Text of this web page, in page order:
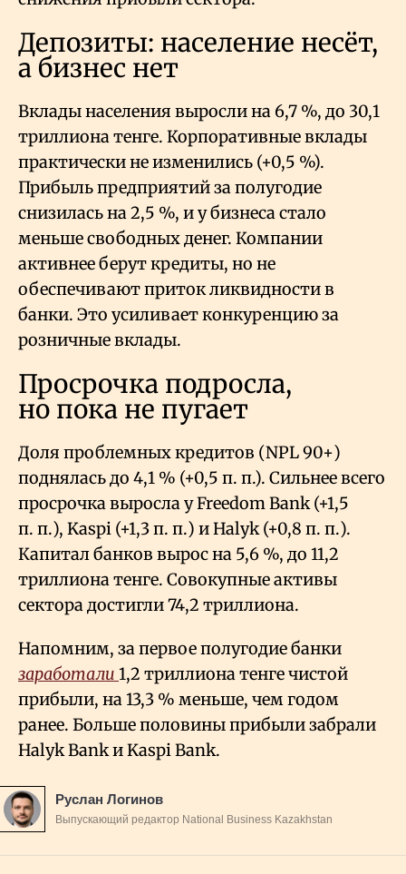
Депозиты: население несёт,
а бизнес нет
Вклады населения выросли на 6,7 %, до 30,1
триллиона тенге. Корпоративные вклады
практически не изменились (+0,5 %).
Прибыль предприятий за полугодие
снизилась на 2,5 %, и у бизнеса стало
меньше свободных денег. Компании
активнее берут кредиты, но не
обеспечивают приток ликвидности в
банки. Это усиливает конкуренцию за
розничные вклады.
Просрочка подросла,
но пока не пугает
Доля проблемных кредитов (NPL 90+)
поднялась до 4,1 % (+0,5 п. п.). Сильнее всего
просрочка выросла у Freedom Bank (+1,5
п. п.), Kaspi (+1,3 п. п.) и Halyk (+0,8 п. п.).
Капитал банков вырос на 5,6 %, до 11,2
триллиона тенге. Совокупные активы
сектора достигли 74,2 триллиона.
Напомним, за первое полугодие банки
заработали 1,2 триллиона тенге чистой
прибыли, на 13,3 % меньше, чем годом
ранее. Больше половины прибыли забрали
Halyk Bank и Kaspi Bank.
Руслан Логинов
Выпускающий редактор National Business Kazakhstan